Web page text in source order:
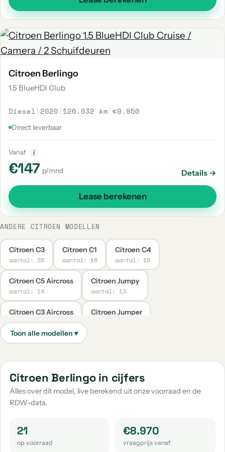
Citroen Berlingo
1.5 BlueHDI Club
Diesel | 2020 | 126.032 km |€9.950
Direct leverbaar
Vanaf i
€147 p/mnd Details →
Lease berekenen
ANDERE CITROEN MODELLEN
Citroen C3
aantal: 35
Citroen C1
aantal: 16
Citroen C4
aantal: 16
Citroen C5 Aircross
aantal: 14
Citroen Jumpy
aantal: 13
Citroen C3 Aircross
aantal: 6
Citroen Jumper
Citroen C4 Cactus
Citroen C4 X
aantal: 3
Citroen Overige
aantal: 3
Citroen 2Cv
aantal: 2
Citroen C4 Aircross
Citroen Ds
aantal: 2
Citroen C4 Grand Picasso
aantal: 1
Citroen Berlingo in cijfers
Alles over dít model, live berekend uit onze voorraad en de
RDW-data.
21
op voorraad
€8.970
vraagprijs vanaf